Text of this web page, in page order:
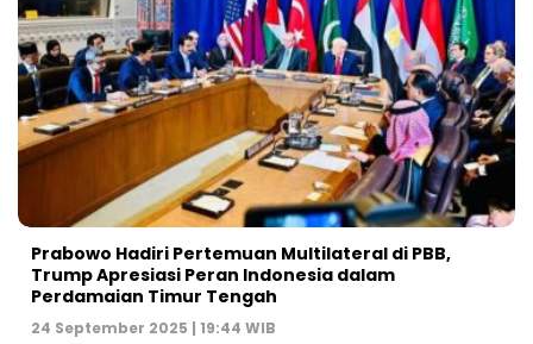
Prabowo Hadiri Pertemuan Multilateral di PBB,
Trump Apresiasi Peran Indonesia dalam
Perdamaian Timur Tengah
24 September 2025 | 19:44 WIB